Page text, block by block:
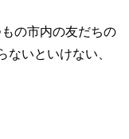
の市内の友だちの
いといけない、